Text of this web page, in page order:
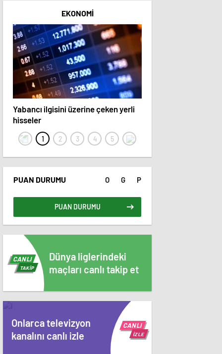
EKONOMI
Yabancı ilgisini üzerine çeken yerli
hisseler
PUAN DURUMU O G P
PUAN DURUMU
Dünya liglerindeki
maçları canlı takip et
CANLI
TAKİP
Onlarca televizyon
kanalını canlı izle
CANLI
İZLE